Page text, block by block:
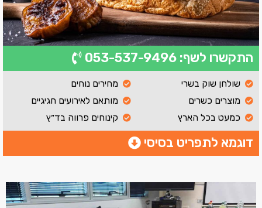
התקשרו לשף: 053-537-9496
שולחן שוק בשרי
מוצרים כשרים
כמעט בכל הארץ
מחירים נוחים
מותאם לאירועים חגיגיים
קינוחים פרווה בד״ץ
דוגמא לתפריט בסיסי